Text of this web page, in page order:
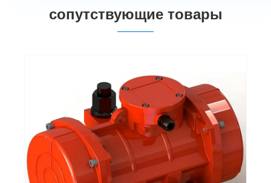
сопутствующие товары